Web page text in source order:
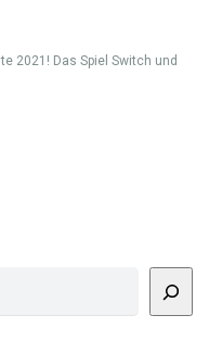
2021! Das Spiel Switch und